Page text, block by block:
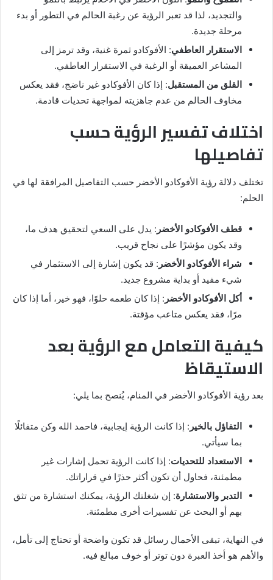
والتجديد، لذا قد تعبر الرؤية عن رغبة الحالم في التطور أو بدء
مرحلة جديدة.
الاستقرار العاطفي: الأفوكادو ثمرة غنية، وقد ترمز إلى
المشاعر العميقة أو الرغبة في الاستقرار العاطفي.
القلق من المستقبل: إذا كان الأفوكادو غير ناضج، فقد يعكس
مخاوف الحالم من عدم جاهزيته لمواجهة تحديات قادمة.
اختلاف تفسير الرؤية حسب
تفاصيلها
تختلف دلالة رؤية الأفوكادو الأخضر حسب التفاصيل المرافقة لها في
الحلم:
قطف الأفوكادو الأخضر : يدل على السعي لتحقيق هدف ما،
وقد يكون مؤشرًا على نجاح قريب.
شراء الأفوكادو الأخضر : قد يكون إشارة إلى الاستثمار في
شيء مفيد أو بداية مشروع جديد.
أكل الأفوكادو الأخضر : إذا كان طعمه حلوًا، فهو خير، أما إذا كان
مرًا، فقد يعكس متاعب مؤقتة.
كيفية التعامل مع الرؤية بعد
الاستيقاظ
بعد رؤية الأفوكادو الأخضر في المنام، يُنصح بما يلي:
التفاؤل بالخير : إذا كانت الرؤية إيجابية، فاحمد الله وكن متفائلًا
بما سيأتي.
الاستعداد للتحديات: إذا كانت الرؤية تحمل إشارات غير
مطمئنة، فحاول أن تكون أكثر حذرًا في قراراتك.
التدبر والاستشارة: إن شغلتك الرؤية، يمكنك استشارة من تثق
بهم أو البحث عن تفسيرات أخرى مطمئنة.
في النهاية، تبقى الأحمال رسائل قد تكون واضحة أو تحتاج إلى تأمل،
والأهم هو أخذ العبرة دون توتر أو خوف مبالغ فيه.